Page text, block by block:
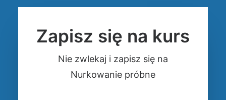
Zapisz się na kurs
Nie zwlekaj i zapisz się na
Nurkowanie próbne